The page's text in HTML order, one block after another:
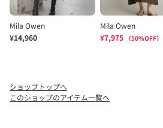
ショップトップへ
このショップのアイテム一覧へ